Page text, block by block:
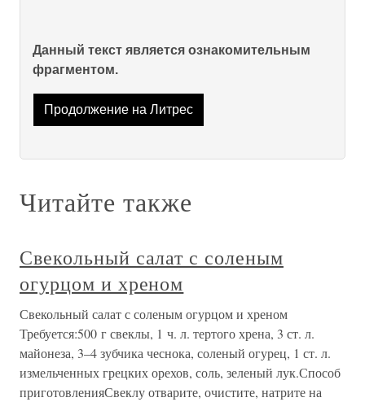
Данный текст является ознакомительным
фрагментом.
Продолжение на Литрес
Читайте также
Свекольный салат с соленым
огурцом и хреном
Свекольный салат с соленым огурцом и хреном
Требуется:500 г свеклы, 1 ч. л. тертого хрена, 3 ст. л.
майонеза, 3–4 зубчика чеснока, соленый огурец, 1 ст. л.
измельченных грецких орехов, соль, зеленый лук.Способ
приготовленияСвеклу отварите, очистите, натрите на